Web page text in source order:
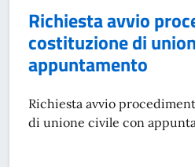
Richiesta avvio
costituzione di
appuntamento
Richiesta avvio
di unione civile con